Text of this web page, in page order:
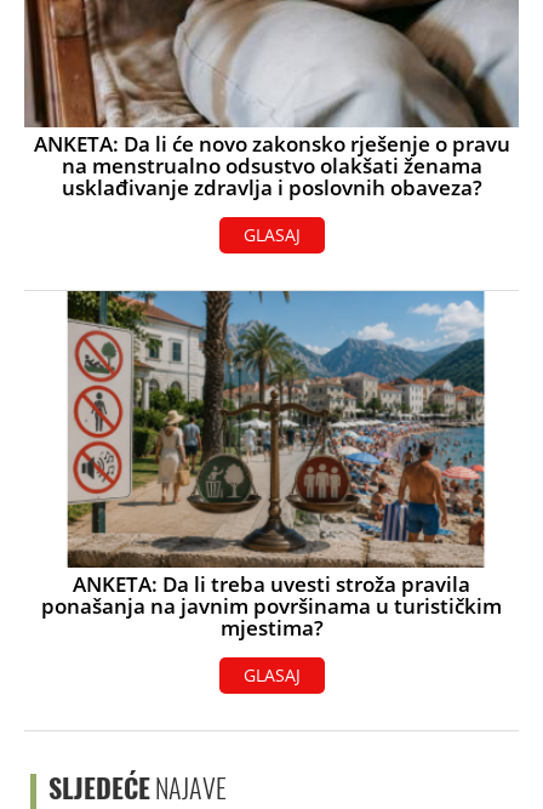
ANKETA: Da li će novo zakonsko rješenje o pravu
na menstrualno odsustvo olakšati ženama
usklađivanje zdravlja i poslovnih obaveza?
GLASAJ
ANKETA: Da li treba uvesti stroža pravila
ponašanja na javnim površinama u turističkim
mjestima?
GLASAJ
SLJEDEĆENAJAVE